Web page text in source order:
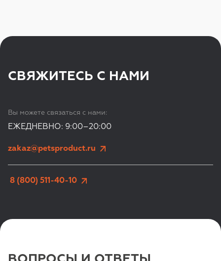
СВЯЖИТЕСЬ С НАМИ
Вы можете связаться с нами:
ЕЖЕДНЕВНО: 9:00–20:00
zakaz@petsproduct.ru
8 (800) 511-40-10